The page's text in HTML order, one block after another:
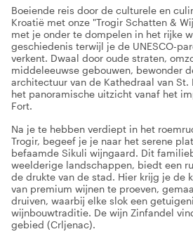
Boeiende reis door de culturele en
Kroatië met onze "Trogir Schatten &
met je onder te dompelen in het rijke
geschiedenis terwijl je de UNESCO-
verkent. Dwaal door oude straten,
middeleeuwse gebouwen, bewonder
architectuur van de Kathedraal van St.
het panoramische uitzicht vanaf het
Fort.
Na je te hebben verdiept in het
Trogir, begeef je je naar het serene
befaamde Sikuli wijngaard. Dit
weelderige landschappen, biedt een
de drukte van de stad. Hier krijg je de
van premium wijnen te proeven,
druiven, waarbij elke slok een
wijnbouwtraditie. De wijn Zinfandel
gebied (Crljenac).